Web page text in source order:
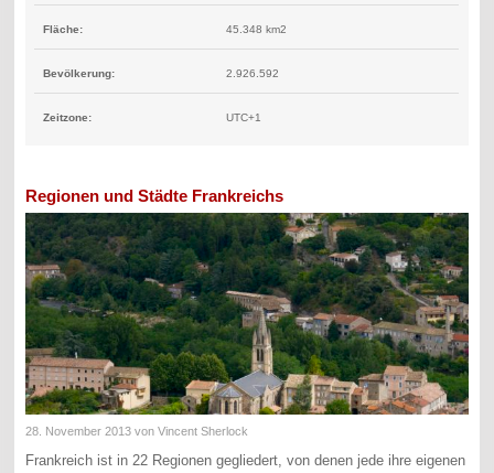
Fläche: 45.348 km2
Bevölkerung: 2.926.592
Zeitzone: UTC+1
Regionen und Städte Frankreichs
28. November 2013 von Vincent Sherlock
Frankreich ist in 22 Regionen gegliedert, von denen jede ihre eigenen